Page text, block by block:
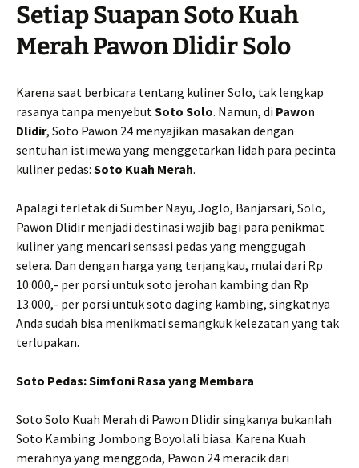
Setiap Suapan Soto Kuah
Merah Pawon Dlidir Solo
Karena saat berbicara tentang kuliner Solo, tak lengkap
rasanya tanpa menyebutSoto Solo. Namun, di Pawon
Dlidir, Soto Pawon 24 menyajikan masakan dengan
sentuhan istimewa yang menggetarkan lidah para pecinta
kuliner pedas: Soto Kuah Merah.
Apalagi terletak di Sumber Nayu, Joglo, Banjarsari, Solo,
Pawon Dlidir menjadi destinasi wajib bagi para penikmat
kuliner yang mencari sensasi pedas yang menggugah
selera. Dan dengan harga yang terjangkau, mulai dari Rp
10.000,- per porsi untuk soto jerohan kambing dan Rp
13.000,- per porsi untuk soto daging kambing, singkatnya
Anda sudah bisa menikmati semangkuk kelezatan yang tak
terlupakan.
Soto Pedas: Simfoni Rasa yang Membara
Soto Solo Kuah Merah di Pawon Dlidir singkanya bukanlah
Soto Kambing Jombong Boyolali biasa. Karena Kuah
merahnya yang menggoda, Pawon 24 meracik dari